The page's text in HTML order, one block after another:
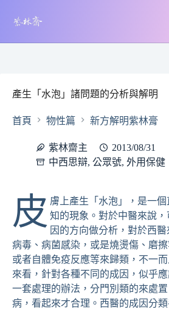
產生「水泡」諸問題的分析與解明
首頁 物性篇 新方解明紫林膏
紫林齋主
2013/08/31
中西思辯, 公眾號, 外用保健
皮 膚上產生「水泡」，是一
知的現象。對於中醫來說
因的方向做分析，對於西醫
病毒、病菌感染，或是燒燙傷、磨擦
或者自體免疫反應等來歸類，不一
來看，針對各種不同的成因，似乎
一套處理的辦法，分門別類的來處
病，看起來才合理。西醫的成因分